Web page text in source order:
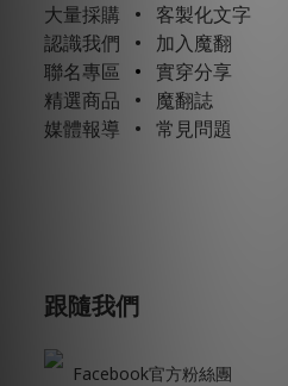
大量採購 •
客製化文字
認識我們 •
加入魔翻
聯名專區 • 實穿分享
精選商品 •
魔翻誌
媒體報導
• 常見問題
跟隨我們
Facebook官方粉絲團